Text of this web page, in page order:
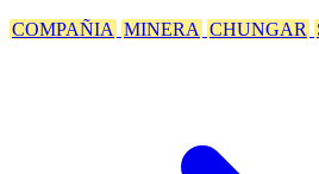
COMPAÑIA MINERA CHUNGAR